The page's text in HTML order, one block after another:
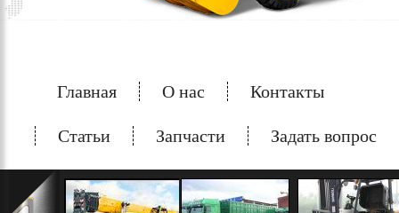
Главная О нас Контакты
Статьи Запчасти Задать вопрос